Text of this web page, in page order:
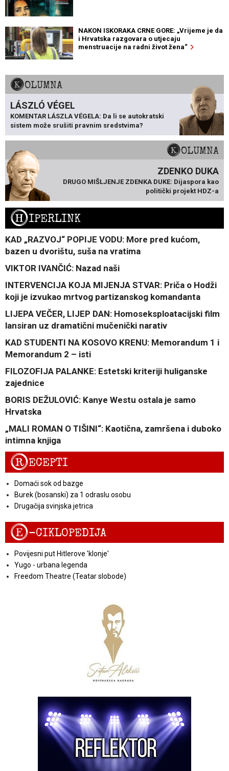
NAKON ISKORAKA CRNE GORE: „Vrijeme je da
i Hrvatska razgovara o utjecaju
menstruacije na radni život žena“
KOLUMNA
LÁSZLÓ VÉGEL
KOMENTAR LÁSZLA VÉGELA: Da li se autokratski
sistem može srušiti pravnim sredstvima?
KOLUMNA
ZDENKO DUKA
DRUGO MIŠLJENJE ZDENKA DUKE: Dijaspora kao
politički projekt HDZ-a
HIPERLINK
KAD „RAZVOJ“ POPIJE VODU: More pred kućom,
bazen u dvorištu, suša na vratima
VIKTOR IVANČIĆ: Nazad naši
INTERVENCIJA KOJA MIJENJA STVAR: Priča o Hodži
koji je izvukao mrtvog partizanskog komandanta
LIJEPA VEČER, LIJEP DAN: Homoseksploatacijski film
lansiran uz dramatični mučenički narativ
KAD STUDENTI NA KOSOVO KRENU: Memorandum 1 i
Memorandum 2 – isti
FILOZOFIJA PALANKE: Estetski kriteriji huliganske
zajednice
BORIS DEŽULOVIĆ: Kanye Westu ostala je samo
Hrvatska
„MALI ROMAN O TIŠINI“: Kaotična, zamršena i duboko
intimna knjiga
RECEPTI
Domaći sok od bazge
Burek (bosanski) za 1 odraslu osobu
Drugačija svinjska jetrica
E-CIKLOPEDIJA
Povijesni put Hitlerove 'klonje'
Yugo - urbana legenda
Freedom Theatre (Teatar slobode)